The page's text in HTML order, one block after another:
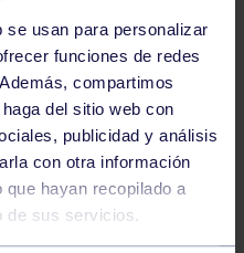
usan para personalizar
funciones de redes
compartimos
del sitio web con
publicidad y análisis
con otra información
hayan recopilado a
de sus servicios.